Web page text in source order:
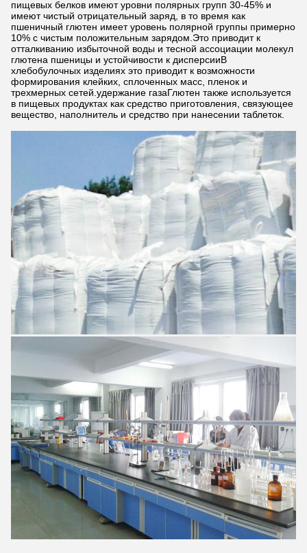
пищевых белков имеют уровни полярных групп 30-45% и
имеют чистый отрицательный заряд, в то время как
пшеничный глютен имеет уровень полярной группы примерно
10% с чистым положительным зарядом.Это приводит к
отталкиванию избыточной воды и тесной ассоциации молекул
глютена пшеницы и устойчивости к дисперсииВ
хлебобулочных изделиях это приводит к возможности
формирования клейких, сплоченных масс, пленок и
трехмерных сетей.удержание газаГлютен также используется
в пищевых продуктах как средство приготовления, связующее
вещество, наполнитель и средство при нанесении таблеток.